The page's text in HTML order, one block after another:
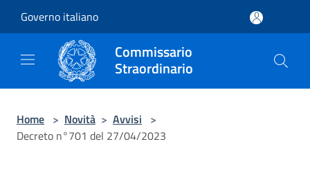
Governo italiano
Commissario
Straordinario
Home > Novità > Avvisi >
Decreto n°701 del 27/04/2023